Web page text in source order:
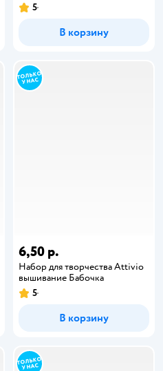
5
В корзину
6,50 р.
Набор для творчества Attivio
вышивание Бабочка
5
В корзину